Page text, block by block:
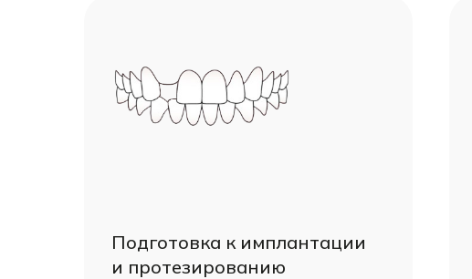
Подготовка к имплантации
и протезированию